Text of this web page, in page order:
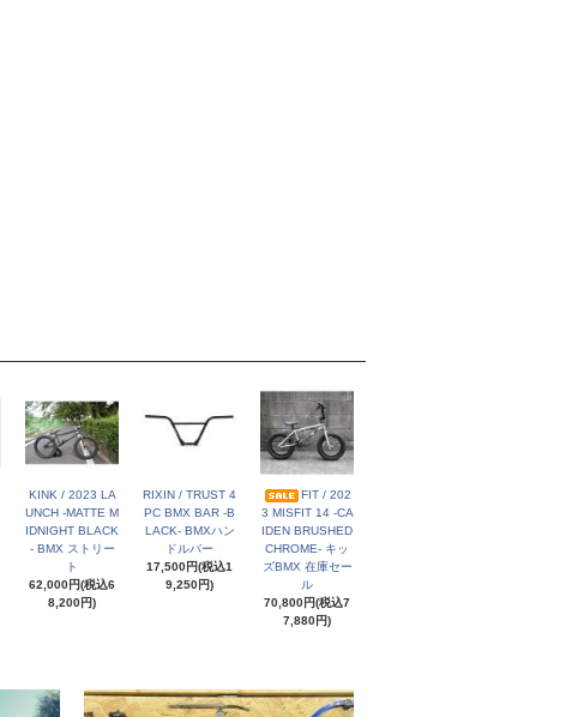
KINK / 2023 LA
UNCH -MATTE M
IDNIGHT BLACK
- BMX ストリー
ト
62,000円(税込6
8,200円)
RIXIN / TRUST 4
PC BMX BAR -B
LACK- BMXハン
ドルバー
17,500円(税込1
9,250円)
FIT / 202
3 MISFIT 14 -CA
IDEN BRUSHED
CHROME- キッ
ズBMX 在庫セー
ル
70,800円(税込7
7,880円)